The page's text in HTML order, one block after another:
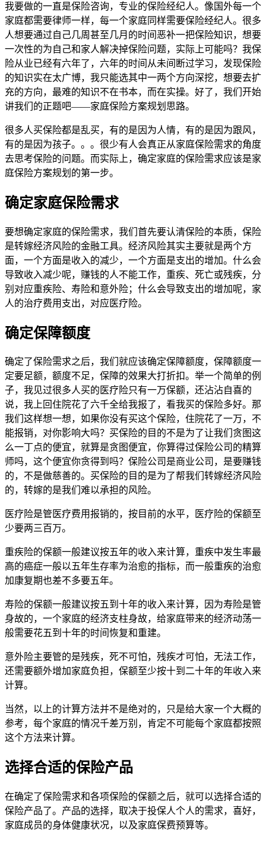
我要做的一直是保险咨询，专业的保险经纪人。像国外每一个
家庭都需要律师一样，每一个家庭同样需要保险经纪人。很多
人想要通过自己几周甚至几月的时间恶补一把保险知识，想要
一次性的为自己和家人解决掉保险问题，实际上可能吗？我保
险从业已经有六年了，六年的时间从未间断过学习，发现保险
的知识实在太广博，我只能选其中一两个方向深挖，想要去扩
充的方向，最难的知识不在书本，而在实操。好了，我们开始
讲我们的正题吧——家庭保险方案规划思路。
很多人买保险都是乱买，有的是因为人情，有的是因为跟风，
有的是因为孩子。。。很少有人会真正从家庭保险需求的角度
去思考保险的问题。而实际上，确定家庭的保险需求应该是家
庭保险方案规划的第一步。
确定家庭保险需求
要想确定家庭的保险需求，我们首先要认清保险的本质，保险
是转嫁经济风险的金融工具。经济风险其实主要就是两个方
面，一个方面是收入的减少，一个方面是支出的增加。什么会
导致收入减少呢，赚钱的人不能工作，重疾、死亡或残疾，分
别对应重疾险、寿险和意外险；什么会导致支出的增加呢，家
人的治疗费用支出，对应医疗险。
确定保障额度
确定了保险需求之后，我们就应该确定保障额度，保障额度一
定要足额，额度不足，保障的效果大打折扣。举一个简单的例
子，我见过很多人买的医疗险只有一万保额，还沾沾自喜的
说，我上回住院花了六千全给我报了，看我买的保险多好。那
我们这样想一想，如果你没有买这个保险，住院花了一万，不
能报销，对你影响大吗？买保险的目的不是为了让我们贪图这
么一丁点的便宜，就算是贪图便宜，你算得过保险公司的精算
师吗，这个便宜你贪得到吗？保险公司是商业公司，是要赚钱
的，不是做慈善的。买保险的目的是为了帮我们转嫁经济风险
的，转嫁的是我们难以承担的风险。
医疗险是管医疗费用报销的，按目前的水平，医疗险的保额至
少要两三百万。
重疾险的保额一般建议按五年的收入来计算，重疾中发生率最
高的癌症一般以五年生存率为治愈的指标，而一般重疾的治愈
加康复期也差不多要五年。
寿险的保额一般建议按五到十年的收入来计算，因为寿险是管
身故的，一个家庭的经济支柱身故，给家庭带来的经济动荡一
般需要花五到十年的时间恢复和重建。
意外险主要管的是残疾，死不可怕，残疾才可怕，无法工作，
还需要额外增加家庭负担，保额至少按十到二十年的年收入来
计算。
当然，以上的计算方法并不是绝对的，只是给大家一个大概的
参考，每个家庭的情况千差万别，肯定不可能每个家庭都按照
这个方法来计算。
选择合适的保险产品
在确定了保险需求和各项保险的保额之后，就可以选择合适的
保险产品了。产品的选择，取决于投保人个人的需求，喜好，
家庭成员的身体健康状况，以及家庭保费预算等。